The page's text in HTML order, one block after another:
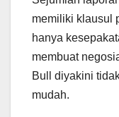
memiliki klausul
hanya
membuat
Bull diyakini
mudah.